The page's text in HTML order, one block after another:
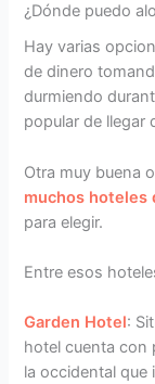
¿Dónde puedo
Hay varias
de dinero
durmiendo
popular de llegar
Otra muy buena
muchos hoteles
para elegir.
Entre esos
Garden Hotel:
hotel cuenta con
la occidental que